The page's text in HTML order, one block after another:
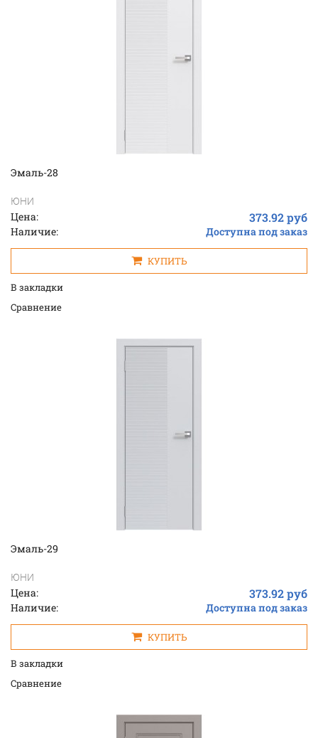
Эмаль-28
ЮНИ
Цена: 373.92 руб
Наличие: Доступна под заказ
КУПИТЬ
В закладки
Cравнение
Эмаль-29
ЮНИ
Цена: 373.92 руб
Наличие: Доступна под заказ
КУПИТЬ
В закладки
Cравнение